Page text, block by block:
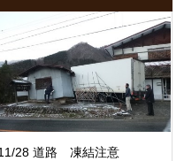
28 道路 凍結注意